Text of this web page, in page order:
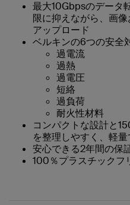
最大10Gbpsのデータ
限に抑えながら、画
アップロード
ベルキンの6つの安全
過電流
過熱
過電圧
短絡
過負荷
耐火性材料
コンパクトな設計と
を整理しやすく、軽
安心できる2年間の保
100％プラスチックフ